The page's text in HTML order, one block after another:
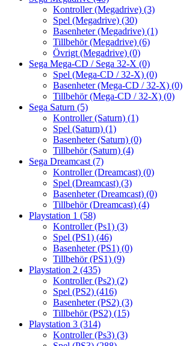
Kontroller (Megadrive) (3)
Spel (Megadrive) (30)
Basenheter (Megadrive) (1)
Tillbehör (Megadrive) (6)
Övrigt (Megadrive) (0)
Sega Mega-CD / Sega 32-X (0)
Spel (Mega-CD / 32-X) (0)
Basenheter (Mega-CD / 32-X) (0)
Tillbehör (Mega-CD / 32-X) (0)
Sega Saturn (5)
Kontroller (Saturn) (1)
Spel (Saturn) (1)
Basenheter (Saturn) (0)
Tillbehör (Saturn) (4)
Sega Dreamcast (7)
Kontroller (Dreamcast) (0)
Spel (Dreamcast) (3)
Basenheter (Dreamcast) (0)
Tillbehör (Dreamcast) (4)
Playstation 1 (58)
Kontroller (Ps1) (3)
Spel (PS1) (46)
Basenheter (PS1) (0)
Tillbehör (PS1) (9)
Playstation 2 (435)
Kontroller (Ps2) (2)
Spel (PS2) (416)
Basenheter (PS2) (3)
Tillbehör (PS2) (15)
Playstation 3 (314)
Kontroller (Ps3) (3)